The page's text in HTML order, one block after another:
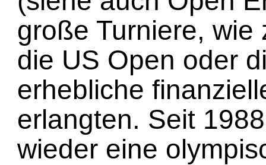
große Turniere, wie
die US Open oder
erhebliche
erlangten. Seit
wieder eine